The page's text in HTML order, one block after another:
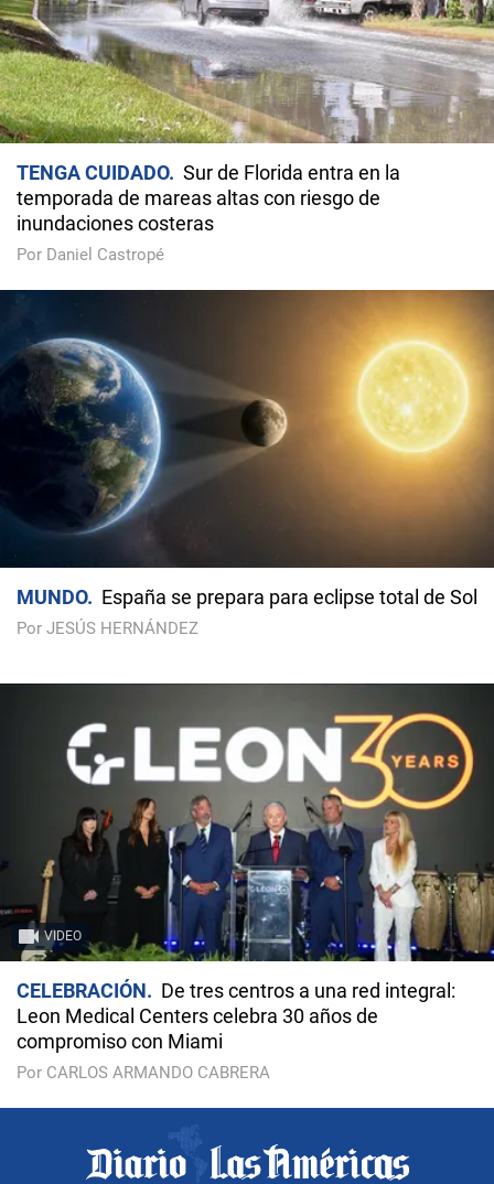
TENGA CUIDADO
Sur de Florida entra en la
temporada de mareas altas con riesgo de
inundaciones costeras
Por Daniel Castropé
MUNDO España se prepara para eclipse total de Sol
Por JESÚS HERNÁNDEZ
VIDEO
CELEBRACIÓN
De tres centros a una red integral:
Leon Medical Centers celebra 30 años de
compromiso con Miami
Por CARLOS ARMANDO CABRERA